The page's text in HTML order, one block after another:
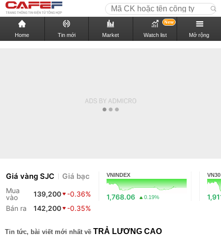
Home Tin mới Market Watch list
New
Mở rộng
Giá vàng SJC Giá bạc
Mua
vào
139,200
-0.36%
Bán ra
142,200 -0.35%
VNINDEX
1,768.06 0.19%
VN30
Tin tức, bài viết mới nhất về TRẢ LƯƠNG CAO